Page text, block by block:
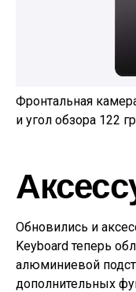
Фронтальная
и угол обзора 122
Обновились и
Keyboard теперь
алюминиевой
дополнительных